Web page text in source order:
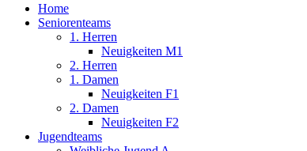
Home
Seniorenteams
1. Herren
Neuigkeiten M1
2. Herren
1. Damen
Neuigkeiten F1
2. Damen
Neuigkeiten F2
Jugendteams